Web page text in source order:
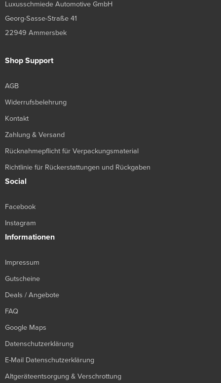
Luxusschmiede Automotive GmbH
Georg-Sasse-Straße 41
22949 Ammersbek
Shop Support
AGB
Widerrufsbelehrung
Kontakt
Zahlung & Versand
Rücknahmepflicht für Verpackungsmaterial
Richtlinie für Rückerstattungen und Rückgaben
Social
Facebook
Instagram
Informationen
Impressum
Gutscheine
Deals / Angebote
FAQ
Google Maps
Datenschutzerklärung
E-Mail Datenschutzerklärung
Altgeräteentsorgung & Verschrottung